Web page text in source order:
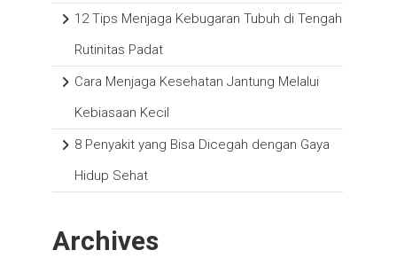
12 Tips Menjaga Kebugaran Tubuh di Tengah
Rutinitas Padat
Cara Menjaga Kesehatan Jantung Melalui
Kebiasaan Kecil
8 Penyakit yang Bisa Dicegah dengan Gaya
Hidup Sehat
Archives